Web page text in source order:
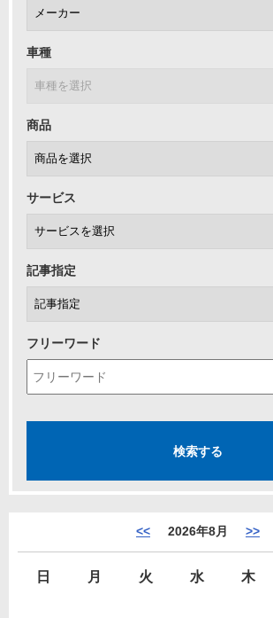
車種
商品
サービス
記事指定
フリーワード
<< 2026年8月 >>
日 月 火 水 木